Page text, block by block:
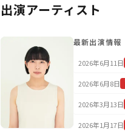
出演アーティスト
最新出演情報
2026年6月11日
2026年6月8日
2026年3月13日
2026年1月17日